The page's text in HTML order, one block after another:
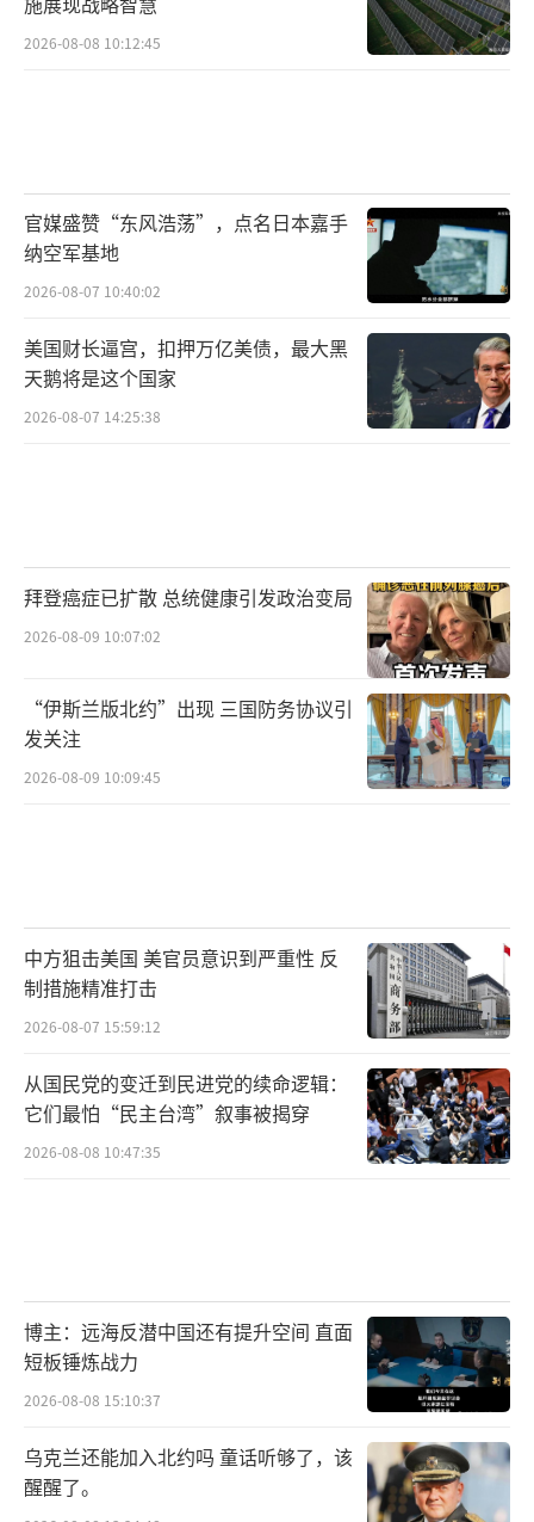
2026-08-08 10:12:45
官媒盛赞“东风浩荡”，点名日本嘉手
纳空军基地
2026-08-07 10:40:02
美国财长逼宫，扣押万亿美债，最大黑
天鹅将是这个国家
2026-08-07 14:25:38
拜登癌症已扩散 总统健康引发政治变局
2026-08-09 10:07:02
“伊斯兰版北约”出现 三国防务协议引
发关注
2026-08-09 10:09:45
中方狙击美国 美官员意识到严重性 反
制措施精准打击
2026-08-07 15:59:12
从国民党的变迁到民进党的续命逻辑：
它们最怕“民主台湾”叙事被揭穿
2026-08-08 10:47:35
博主：远海反潜中国还有提升空间 直面
短板锤炼战力
2026-08-08 15:10:37
乌克兰还能加入北约吗 童话听够了，该
醒醒了。